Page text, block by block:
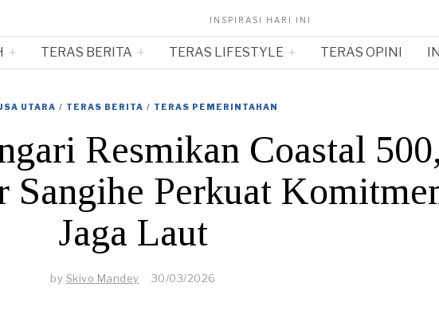
INSPIRASI HARI INI
TERAS BERITA TERAS LIFESTYLE TERAS OPINI
UTARA / TERAS BERITA / TERAS PEMERINTAHAN
Resmikan Coastal 500,
Sangihe Perkuat
Jaga Laut
by Skivo Mandey 30/03/2026